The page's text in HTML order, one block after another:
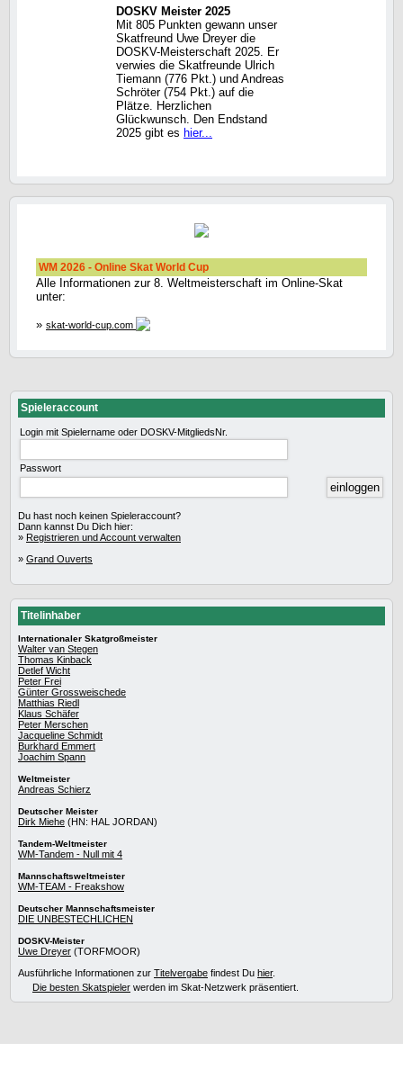
DOSKV Meister 2025
Mit 805 Punkten gewann unser
Skatfreund Uwe Dreyer die
DOSKV-Meisterschaft 2025. Er
verwies die Skatfreunde Ulrich
Tiemann (776 Pkt.) und Andreas
Schröter (754 Pkt.) auf die
Plätze. Herzlichen
Glückwunsch. Den Endstand
2025 gibt es hier...
WM 2026 - Online Skat World Cup
Alle Informationen zur 8. Weltmeisterschaft im Online-Skat
unter:
» skat-world-cup.com
Spieleraccount
Login mit Spielername oder DOSKV-MitgliedsNr.
Passwort
Du hast noch keinen Spieleraccount?
Dann kannst Du Dich hier:
» Registrieren und Account verwalten
» Grand Ouverts
Titelinhaber
Internationaler Skatgroßmeister
Walter van Stegen
Thomas Kinback
Detlef Wicht
Peter Frei
Günter Grossweischede
Matthias Riedl
Klaus Schäfer
Peter Merschen
Jacqueline Schmidt
Burkhard Emmert
Joachim Spann
Weltmeister
Andreas Schierz
Deutscher Meister
Dirk Miehe (HN: HAL JORDAN)
Tandem-Weltmeister
WM-Tandem - Null mit 4
Mannschaftsweltmeister
WM-TEAM - Freakshow
Deutscher Mannschaftsmeister
DIE UNBESTECHLICHEN
DOSKV-Meister
Uwe Dreyer (TORFMOOR)
Ausführliche Informationen zur Titelvergabe findest Du hier.
Die besten Skatspieler werden im Skat-Netzwerk präsentiert.